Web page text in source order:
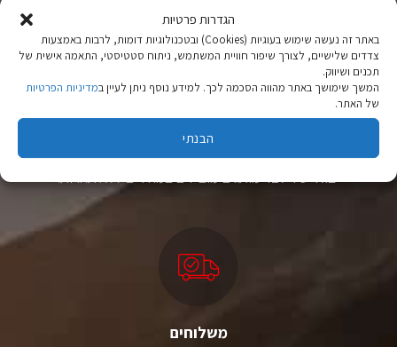
הגדרות פרטיות
באתר זה נעשה שימוש בעוגיות (Cookies) ובטכנולוגיות דומות, לרבות באמצעות
צדדים שלישיים, לצורך שיפור חוויית המשתמש, ניתוח סטטיסטי, התאמה אישית של
תכנים ושיווק.
המשך שימושך באתר מהווה הסכמה לכך. למידע נוסף ניתן לעיין במדיניות הפרטיות
של האתר.
הבנתי
ציוד טיולים
מהיבואן לצרכן
יבוא ישיר לצד מותגים מובילים במחירים ללא תחרות.
משלוחים